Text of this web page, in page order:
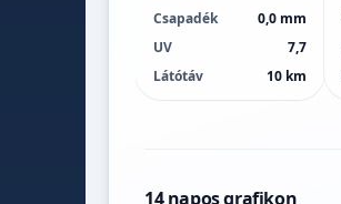
Csapadék
0,0 mm
UV
7,7
Látótáv
10 km
14 napos grafikon